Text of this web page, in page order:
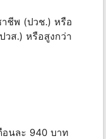
ชีพ (ปวช.) หรือ
วส.) หรือสูงกว่า
นละ 940 บาท